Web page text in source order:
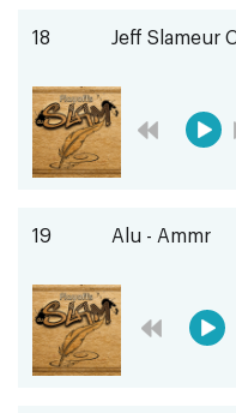
18 Jeff Slameur
19 Alu - Ammr